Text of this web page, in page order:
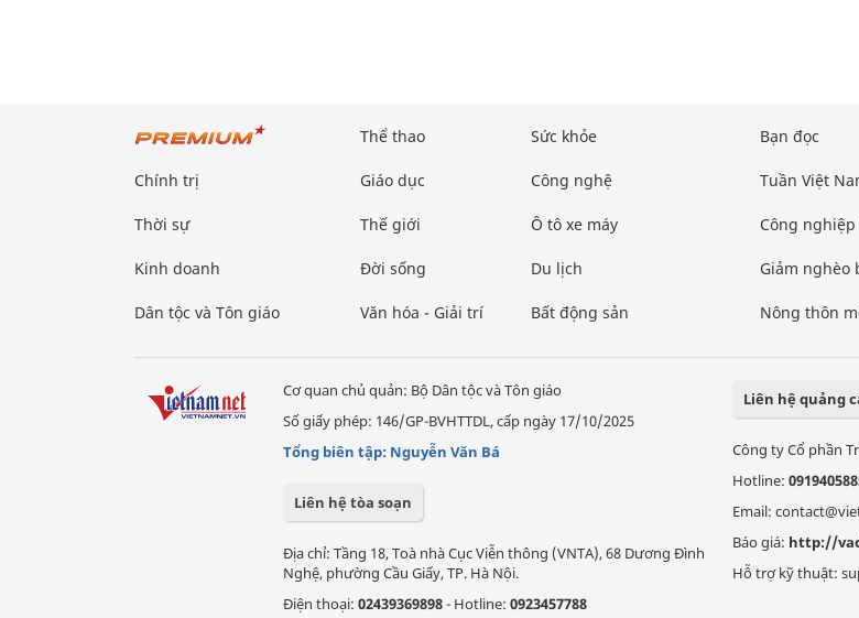
Chính trị
Thời sự
Kinh doanh
Dân tộc và Tôn giáo
Thể thao
Giáo dục
Thế giới
Đời sống
Văn hóa - Giải trí
Sức khỏe
Công nghệ
Ô tô xe máy
Du lịch
Bất động sản
Bạn đọc
Tuần Việt
Công
Giảm nghèo
Nông thôn
Cơ quan chủ quản: Bộ Dân tộc và Tôn giáo
Số giấy phép: 146/GP-BVHTTDL, cấp ngày 17/10/2025
Tổng biên tập: Nguyễn Văn Bá
Liên hệ tòa soạn
Địa chỉ: Tầng 18, Toà nhà Cục Viễn thông (VNTA), 68 Dương Đình
Nghệ, phường Cầu Giấy, TP. Hà Nội.
Điện thoại: 02439369898- Hotline: 0923457788
Liên hệ quảng
Công ty Cổ phần
Hotline:
Email:
Báo giá: http://
Hỗ trợ kỹ thuật: